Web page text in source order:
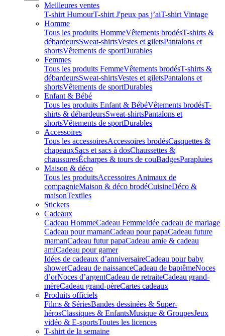
Meilleures ventes
T-shirt HumourT-shirt J'peux pas j’aiT-shirt Vintage
Homme
Tous les produits HommeVêtements brodésT-shirts &
débardeursSweat-shirtsVestes et giletsPantalons et
shortsVêtements de sportDurables
Femmes
Tous les produits FemmeVêtements brodésT-shirts &
débardeursSweat-shirtsVestes et giletsPantalons et
shortsVêtements de sportDurables
Enfant & Bébé
Tous les produits Enfant & BébéVêtements brodésT-
shirts & débardeursSweat-shirtsPantalons et
shortsVêtements de sportDurables
Accessoires
Tous les accessoiresAccessoires brodésCasquettes &
chapeauxSacs et sacs à dosChaussettes &
chaussuresÉcharpes & tours de couBadgesParapluies
Maison & déco
Tous les produitsAccessoires Animaux de
compagnieMaison & déco brodéCuisineDéco &
maisonTextiles
Stickers
Cadeaux
Cadeau HommeCadeau FemmeIdée cadeau de mariage​
Cadeau pour mamanCadeau pour papaCadeau future
mamanCadeau futur papaCadeau amie & cadeau
amiCadeau pour gamer
Idées de cadeaux d’anniversaireCadeau pour baby
showerCadeau de naissanceCadeau de baptêmeNoces
d’orNoces d’argentCadeau de retraiteCadeau grand-
mèreCadeau grand-pèreCartes cadeaux
Produits officiels
Films & SériesBandes dessinées & Super-
hérosClassiques & EnfantsMusique & GroupesJeux
vidéo & E-sportsToutes les licences
T-shirt de la semaine